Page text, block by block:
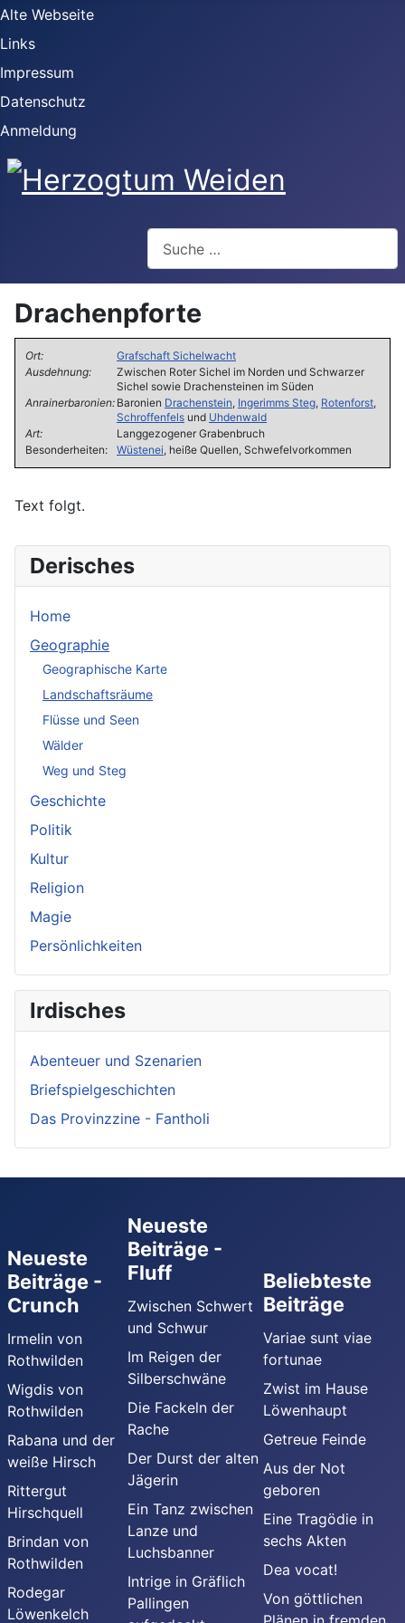
Alte Webseite
Links
Impressum
Datenschutz
Anmeldung
Derisches
Home
Geographie
Geographische Karte
Landschaftsräume
Flüsse und Seen
Wälder
Weg und Steg
Geschichte
Politik
Kultur
Religion
Magie
Persönlichkeiten
Irdisches
Abenteuer und Szenarien
Briefspielgeschichten
Das Provinzzine - Fantholi
Drachenpforte
Ort:
Grafschaft Sichelwacht
Ausdehnung:
Zwischen Roter Sichel im Norden und Schwarzer
Sichel sowie Drachensteinen im Süden
Anrainerbaronien: Baronien Drachenstein, Ingerimms Steg, Rotenforst,
Schroffenfels und Uhdenwald
Art:
Langgezogener Grabenbruch
Besonderheiten:
Wüstenei, heiße Quellen, Schwefelvorkommen
Text folgt.
Neueste
Beiträge -
Crunch
Irmelin von
Rothwilden
Wigdis von
Rothwilden
Rabana und der
weiße Hirsch
Rittergut
Hirschquell
Brindan von
Rothwilden
Rodegar
Löwenkelch
Neueste
Beiträge -
Fluff
Zwischen Schwert
und Schwur
Im Reigen der
Silberschwäne
Die Fackeln der
Rache
Der Durst der alten
Jägerin
Ein Tanz zwischen
Lanze und
Luchsbanner
Intrige in Gräflich
Pallingen
Beliebteste
Beiträge
Variae sunt viae
fortunae
Zwist im Hause
Löwenhaupt
Getreue Feinde
Aus der Not
geboren
Eine Tragödie in
sechs Akten
Dea vocat!
Von göttlichen